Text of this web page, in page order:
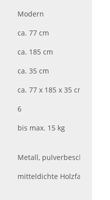
Modern
ca. 77 cm
ca. 185 cm
ca. 35 cm
ca. 77 x 185 x 35 cm
6
bis max. 15 kg
Metall, pulverbeschichtet,
mitteldichte